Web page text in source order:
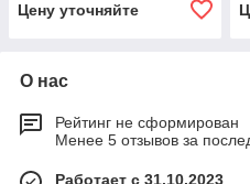
Цену уточняйте
О нас
Рейтинг не сформирован
Менее 5 отзывов за
Работает с 31.10.2023